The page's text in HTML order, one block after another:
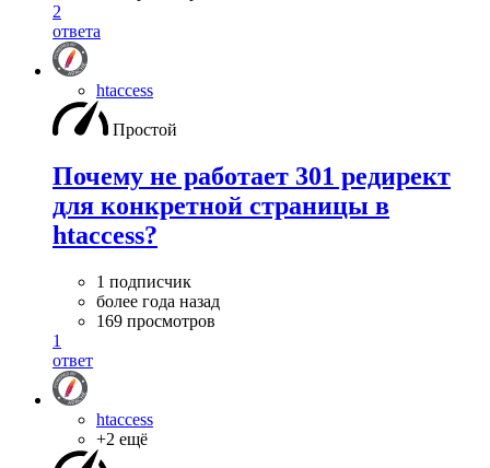
2
ответа
htaccess
Простой
Почему не работает 301 редирект
для конкретной страницы в
htaccess?
1 подписчик
более года назад
169 просмотров
1
ответ
htaccess
+2 ещё